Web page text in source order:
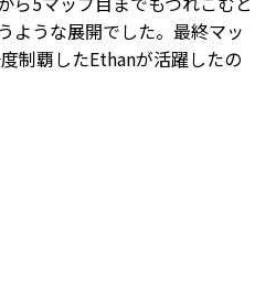
ような展開でした。最終マッ
制覇したEthanが活躍したの